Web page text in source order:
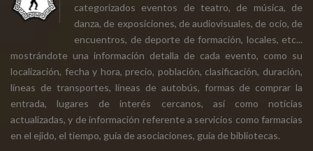
categorizados eventos de teatro, de música, de
danza, de exposiciones, de audiovisuales, de ocio, de
encuentros, de deporte de formación, locales, etc...
mostrándote una información detalla de cada evento, como su
localización, fecha y hora, precio, población, clasificación, duración,
líneas de transportes, líneas de autobús, formas de comprar la
entrada, lugares de interés cercanos, así como noticias
actualizadas, y de información referente a servicios como farmacias
en el ejido, el tiempo, guía de asociaciones, guía de bibliotecas.